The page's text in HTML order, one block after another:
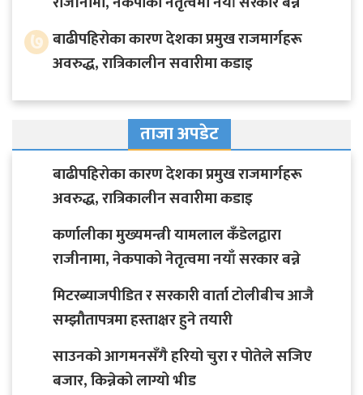
७ बाढीपहिरोका कारण देशका प्रमुख राजमार्गहरू
अवरुद्ध, रात्रिकालीन सवारीमा कडाइ
ताजा अपडेट
बाढीपहिरोका कारण देशका प्रमुख राजमार्गहरू
अवरुद्ध, रात्रिकालीन सवारीमा कडाइ
कर्णालीका मुख्यमन्त्री यामलाल कँडेलद्वारा
राजीनामा, नेकपाको नेतृत्वमा नयाँ सरकार बन्ने
मिटरब्याजपीडित र सरकारी वार्ता टोलीबीच आजै
सम्झौतापत्रमा हस्ताक्षर हुने तयारी
साउनको आगमनसँगै हरियो चुरा र पोतेले सजिए
बजार, किन्नेको लाग्यो भीड